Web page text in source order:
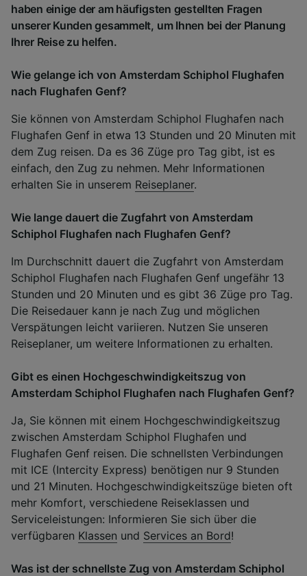
haben einige der am häufigsten gestellten Fragen
unserer Kunden gesammelt, um Ihnen bei der Planung
Ihrer Reise zu helfen.
Wie gelange ich von Amsterdam Schiphol Flughafen
nach Flughafen Genf?
Sie können von Amsterdam Schiphol Flughafen nach
Flughafen Genf in etwa 13 Stunden und 20 Minuten mit
dem Zug reisen. Da es 36 Züge pro Tag gibt, ist es
einfach, den Zug zu nehmen. Mehr Informationen
erhalten Sie in unserem Reiseplaner.
Wie lange dauert die Zugfahrt von Amsterdam
Schiphol Flughafen nach Flughafen Genf?
Im Durchschnitt dauert die Zugfahrt von Amsterdam
Schiphol Flughafen nach Flughafen Genf ungefähr 13
Stunden und 20 Minuten und es gibt 36 Züge pro Tag.
Die Reisedauer kann je nach Zug und möglichen
Verspätungen leicht variieren. Nutzen Sie unseren
Reiseplaner, um weitere Informationen zu erhalten.
Gibt es einen Hochgeschwindigkeitszug von
Amsterdam Schiphol Flughafen nach Flughafen Genf?
Ja, Sie können mit einem Hochgeschwindigkeitszug
zwischen Amsterdam Schiphol Flughafen und
Flughafen Genf reisen. Die schnellsten Verbindungen
mit ICE (Intercity Express) benötigen nur 9 Stunden
und 21 Minuten. Hochgeschwindigkeitszüge bieten oft
mehr Komfort, verschiedene Reiseklassen und
Serviceleistungen: Informieren Sie sich über die
verfügbaren Klassen und Services an Bord!
Was ist der schnellste Zug von Amsterdam Schiphol